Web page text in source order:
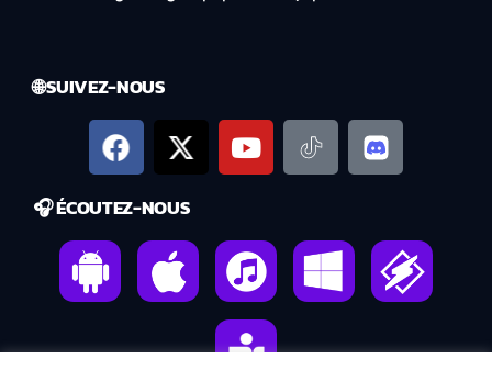
🌐 SUIVEZ-NOUS
🎧 ÉCOUTEZ-NOUS